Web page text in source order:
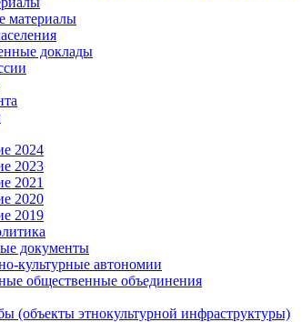
материалы
доклады
2024
2023
2021
2020
2019
документы
культурные автономии
общественные объединения
(объекты этнокультурной инфраструктуры)